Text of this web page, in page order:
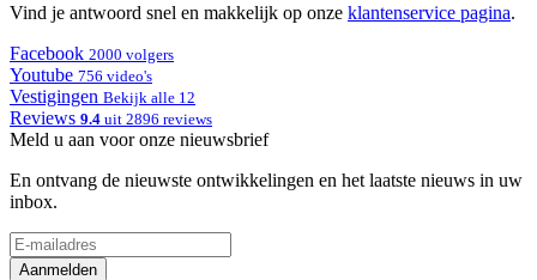
Vind je antwoord snel en makkelijk op onze klantenservice pagina.
Facebook 2000 volgers
Youtube 756 video's
Vestigingen Bekijk alle 12
Reviews 9.4 uit 2896 reviews
Meld u aan voor onze nieuwsbrief
En ontvang de nieuwste ontwikkelingen en het laatste nieuws in uw
inbox.
Aanmelden